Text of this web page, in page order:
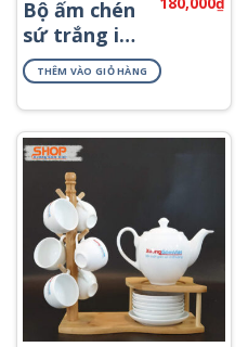
Bộ ấm chén
sứ trắng in
logo quà
tặng AT-09
THÊM VÀO GIỎ HÀNG